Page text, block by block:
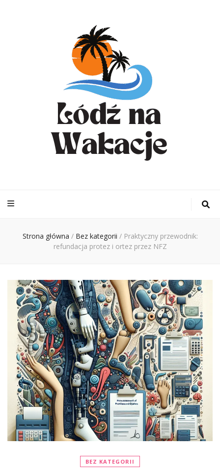
– Turystyka
Ciebie
Strona główna / Bez kategorii / Praktyczny przewodnik:
refundacja protez i ortez przez NFZ
BEZ KATEGORII